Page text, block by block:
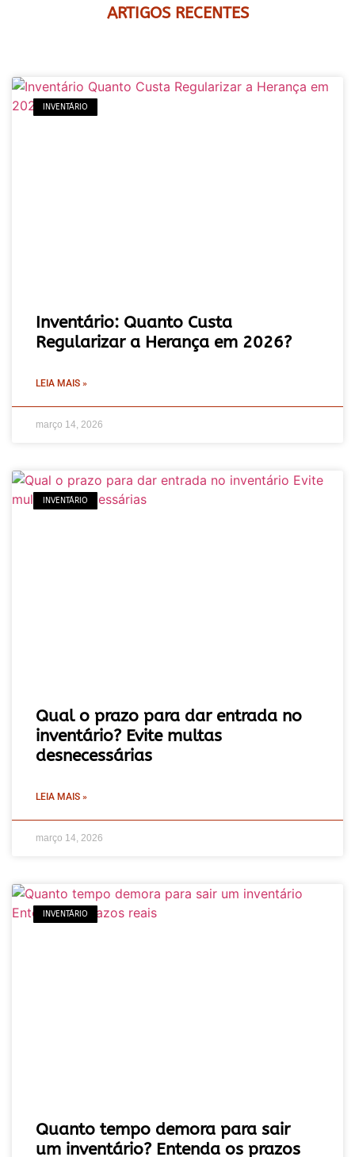
ARTIGOS RECENTES
INVENTÁRIO
Inventário: Quanto Custa
Regularizar a Herança em 2026?
LEIA MAIS »
março 14, 2026
INVENTÁRIO
Qual o prazo para dar entrada no
inventário? Evite multas
desnecessárias
LEIA MAIS »
março 14, 2026
INVENTÁRIO
Quanto tempo demora para sair
um inventário? Entenda os prazos